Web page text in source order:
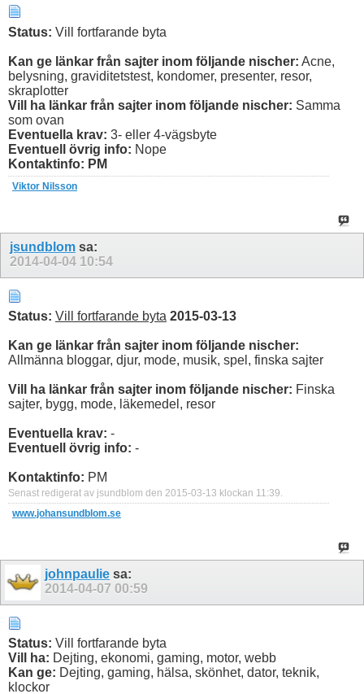
Status: Vill fortfarande byta
Kan ge länkar från sajter inom följande nischer: Acne,
belysning, graviditetstest, kondomer, presenter, resor,
skraplotter
Vill ha länkar från sajter inom följande nischer: Samma
som ovan
Eventuella krav: 3- eller 4-vägsbyte
Eventuell övrig info: Nope
Kontaktinfo: PM
Viktor Nilsson
jsundblom sa:
2014-04-04 10:54
Status: Vill fortfarande byta 2015-03-13
Kan ge länkar från sajter inom följande nischer:
Allmänna bloggar, djur, mode, musik, spel, finska sajter
Vill ha länkar från sajter inom följande nischer: Finska
sajter, bygg, mode, läkemedel, resor
Eventuella krav: -
Eventuell övrig info: -
Kontaktinfo: PM
Senast redigerat av jsundblom den 2015-03-13 klockan 11:39.
www.johansundblom.se
johnpaulie sa:
2014-04-07 00:59
Status: Vill fortfarande byta
Vill ha: Dejting, ekonomi, gaming, motor, webb
Kan ge: Dejting, gaming, hälsa, skönhet, dator, teknik,
klockor